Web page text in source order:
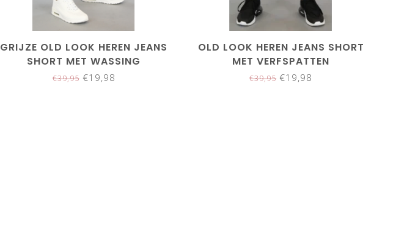
GRIJZE OLD LOOK HEREN JEANS
SHORT MET WASSING
€39,95€19,98
OLD LOOK HEREN JEANS SHORT
MET VERFSPATTEN
€39,95€19,98